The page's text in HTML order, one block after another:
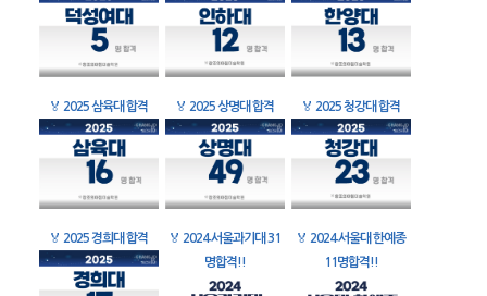
🏅 2025 삼육대 합격 🏅 2025 상명대 합격 🏅 2025 청강대 합격
🏅 2025 경희대 합격 🏅 2024 서울과기대 31
명합격!!
🏅 2024 서울대 한예종
11명합격!!